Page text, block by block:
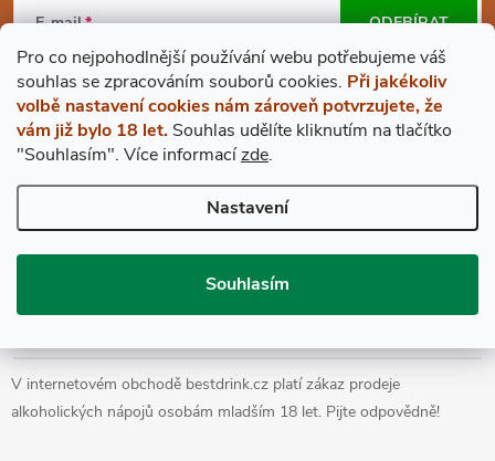
Pro co nejpohodlnější používání webu potřebujeme váš
souhlas se zpracováním souborů cookies. Při jakékoliv
volbě nastavení cookies nám zároveň potvrzujete, že
vám již bylo 18 let. Souhlas udělíte kliknutím na tlačítko
"Souhlasím". Více informacízde.
Nastavení
Souhlasím
Á
P
A
T
E-mail
Vložením e-mailu souhlasíte spodmínkami ochrany osobních údajů
ODEBÍRAT
VŠE O NÁKUPU